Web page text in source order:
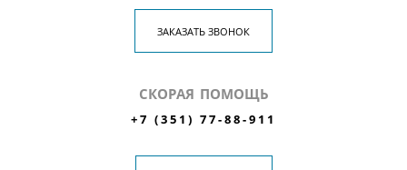
ЗАКАЗАТЬ ЗВОНОК
СКОРАЯ ПОМОЩЬ
+7 (351) 77-88-911